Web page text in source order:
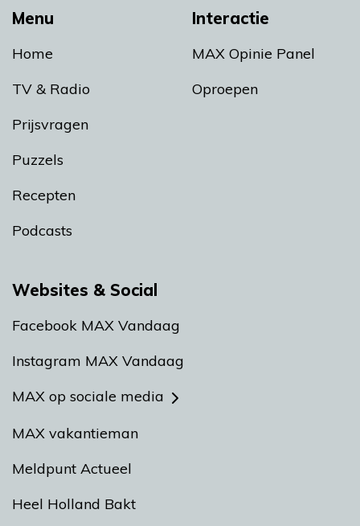
Menu
Home
TV & Radio
Prijsvragen
Puzzels
Recepten
Podcasts
Interactie
MAX Opinie Panel
Oproepen
Websites & Social
Facebook MAX Vandaag
Instagram MAX Vandaag
MAX op sociale media
MAX vakantieman
Meldpunt Actueel
Heel Holland Bakt